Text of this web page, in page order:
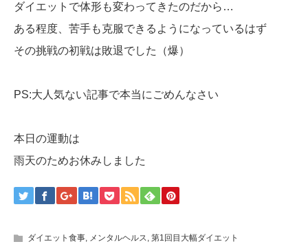
ダイエットで体形も変わってきたのだから…
ある程度、苦手も克服できるようになっているはず
その挑戦の初戦は敗退でした（爆）
PS:大人気ない記事で本当にごめんなさい
本日の運動は
雨天のためお休みしました
ダイエット食事, メンタルヘルス, 第1回目大幅ダイエット